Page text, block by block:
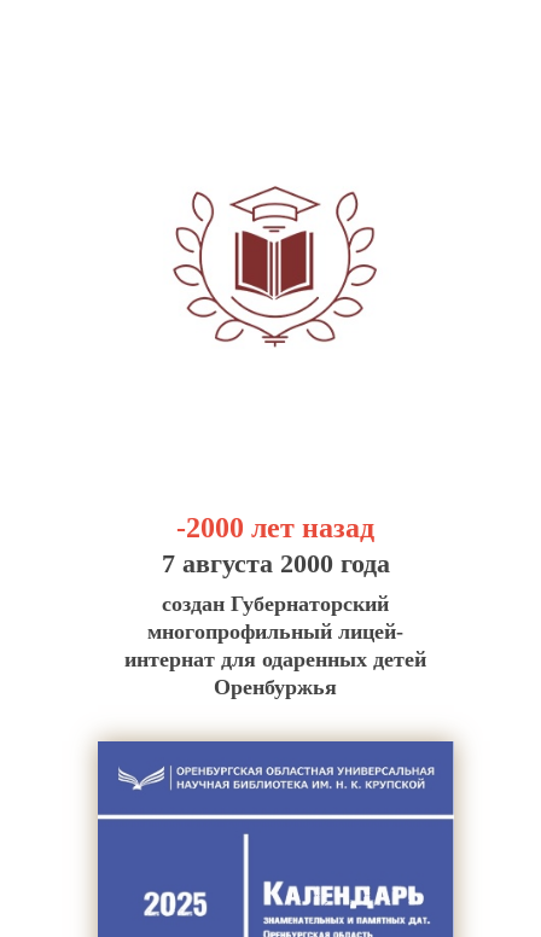
-2000 лет назад
7 августа 2000 года
создан Губернаторский
многопрофильный лицей-
интернат для одаренных детей
Оренбуржья